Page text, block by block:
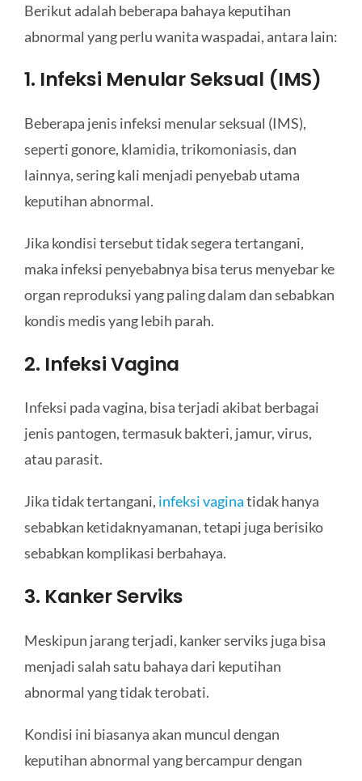
Berikut adalah beberapa bahaya keputihan
abnormal yang perlu wanita waspadai, antara lain:
1. Infeksi Menular Seksual (IMS)
Beberapa jenis infeksi menular seksual (IMS),
seperti gonore, klamidia, trikomoniasis, dan
lainnya, sering kali menjadi penyebab utama
keputihan abnormal.
Jika kondisi tersebut tidak segera tertangani,
maka infeksi penyebabnya bisa terus menyebar ke
organ reproduksi yang paling dalam dan sebabkan
kondis medis yang lebih parah.
2. Infeksi Vagina
Infeksi pada vagina, bisa terjadi akibat berbagai
jenis pantogen, termasuk bakteri, jamur, virus,
atau parasit.
Jika tidak tertangani, infeksi vaginatidak hanya
sebabkan ketidaknyamanan, tetapi juga berisiko
sebabkan komplikasi berbahaya.
3. Kanker Serviks
Meskipun jarang terjadi, kanker serviks juga bisa
menjadi salah satu bahaya dari keputihan
abnormal yang tidak terobati.
Kondisi ini biasanya akan muncul dengan
keputihan abnormal yang bercampur dengan